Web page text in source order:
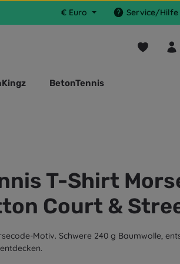
€ Euro Service/Hilfe
Du hast
BetonTennis
T-Shirt
Court &
Motiv. Schwere 240 g Baumwolle,